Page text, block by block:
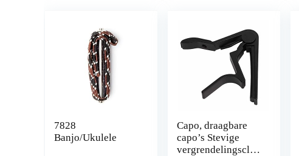
7828
Banjo/Ukulele
Capo, draagbare
capo’s Stevige
vergrendelingsclip